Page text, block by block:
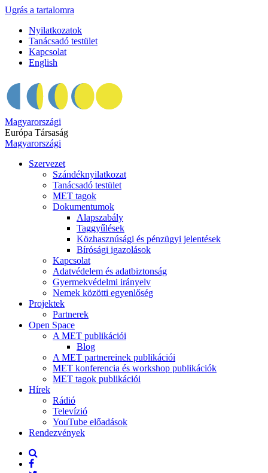
Ugrás a tartalomra
Nyilatkozatok
Tanácsadó testület
Kapcsolat
English
Magyarországi
Európa Társaság
Magyarországi
Szervezet
Szándéknyilatkozat
Tanácsadó testület
MET tagok
Dokumentumok
Alapszabály
Taggyűlések
Közhasznúsági és pénzügyi jelentések
Bírósági igazolások
Kapcsolat
Adatvédelem és adatbiztonság
Gyermekvédelmi irányelv
Nemek közötti egyenlőség
Projektek
Partnerek
Open Space
A MET publikációi
Blog
A MET partnereinek publikációi
MET konferencia és workshop publikációk
MET tagok publikációi
Hírek
Rádió
Televízió
YouTube előadások
Rendezvények